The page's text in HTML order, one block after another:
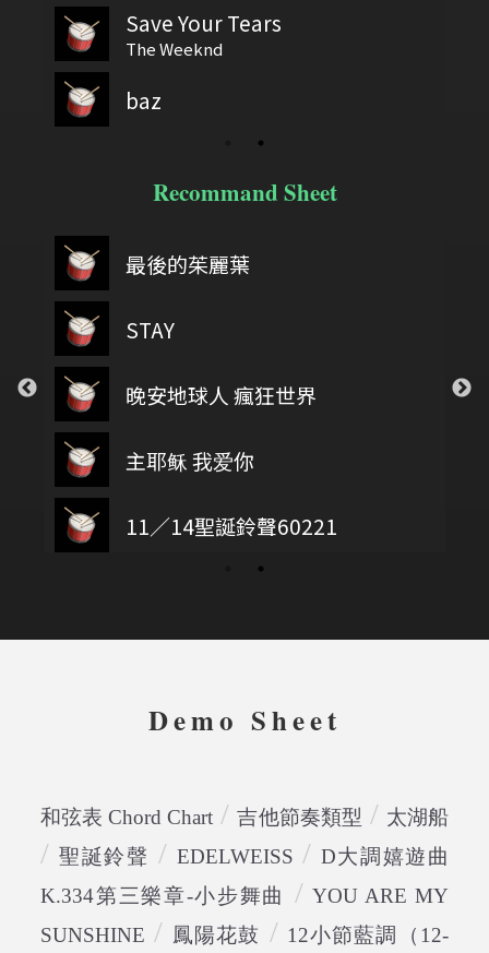
Save Your Tears
The Weeknd
baz
Recommand Sheet
最後的茱麗葉
STAY
晚安地球人 瘋狂世界
主耶稣 我爱你
11／14聖誕鈴聲60221
Demo Sheet
和弦表 Chord Chart /吉他節奏類型 / 太湖船
/ 聖誕鈴聲 / EDELWEISS / D大調嬉遊曲
K.334第三樂章-小步舞曲
/YOU ARE MY
SUNSHINE / 鳳陽花鼓 / 12小節藍調（12-